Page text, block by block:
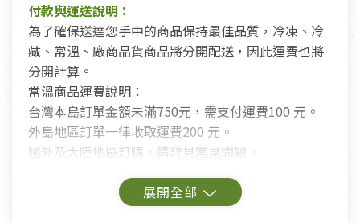
付款與運送說明：
為了確保送達您手中的商品保持最佳品質，冷凍、冷
藏、常溫、廠商品貨商品將分開配送，因此運費也將
分開計算。
常溫商品運費說明：
台灣本島訂單金額未滿750元，需支付運費100 元。
外島地區訂單一律收取運費200 元。
國外及大陸地區訂購，請詳見常見問題。
鑑賞期商品說明：